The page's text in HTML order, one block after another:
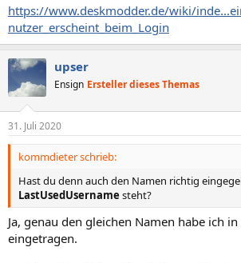
https://www.deskmodder.de/wiki/
nutzer_erscheint_beim_Login
upser
Ensign Ersteller dieses Themas
31. Juli 2020
kommdieter schrieb:
Hast du denn auch den Namen richtig
LastUsedUsername steht?
Ja, genau den gleichen Namen habe ich
eingetragen.